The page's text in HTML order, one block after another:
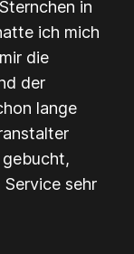
in
ich mich
die
der
lange
gebucht,
sehr